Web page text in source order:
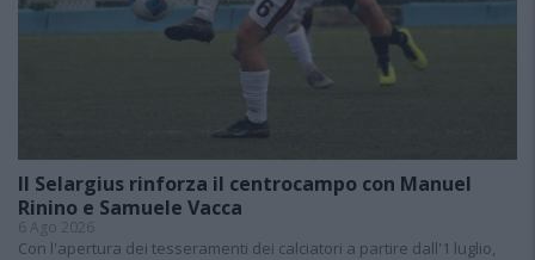
Il Selargius rinforza il centrocampo con Manuel
Rinino e Samuele Vacca
6 Ago 2026
Con l'apertura dei tesseramenti dei calciatori a partire dall'1 luglio,